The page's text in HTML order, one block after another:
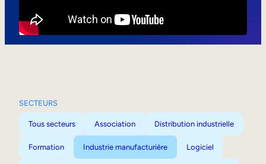
SECTEURS
Tous secteurs Association Distribution industrielle
Formation Industrie manufacturière Logiciel